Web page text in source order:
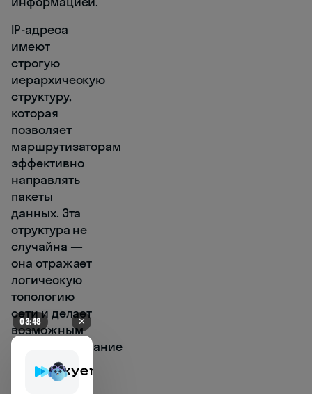
IP-адреса
имеют
строгую
иерархическую
структуру,
которая
позволяет
маршрутизаторам
эффективно
направлять
пакеты
данных. Эта
структура не
случайна —
она отражает
логическую
топологию
сети и делает
возможным
масштабирование
интернета до
миллиардов
03:40 ✕